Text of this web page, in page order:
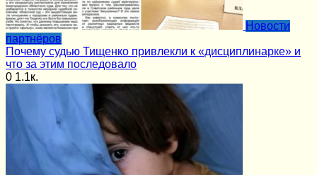
Новости
партнёров
Почему судью Тищенко привлекли к «дисциплинарке» и
что за этим последовало
0 1.1к.